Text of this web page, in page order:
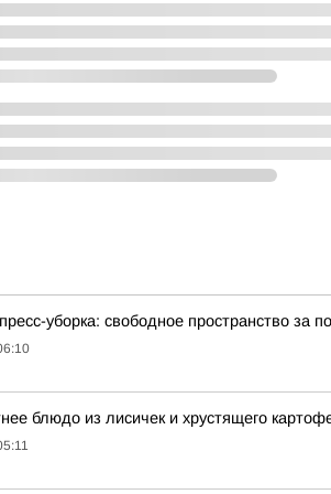
уборка: свободное пространство за
блюдо из лисичек и хрустящего